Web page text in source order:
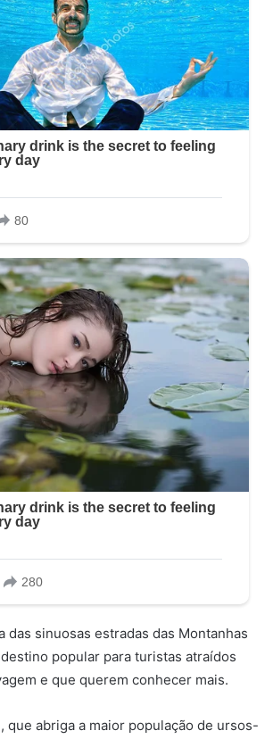
das sinuosas estradas das Montanhas
popular para turistas atraídos
e que querem conhecer mais.
que abriga a maior população de ursos-